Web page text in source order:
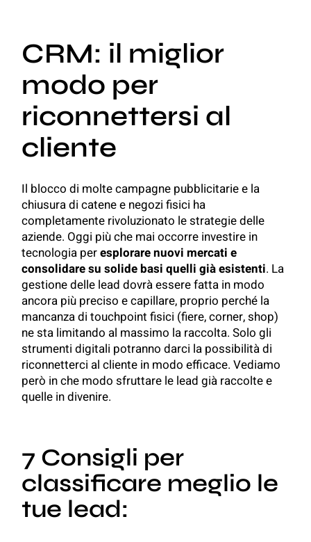
CRM: il miglior
modo per
riconnettersi al
cliente
Il blocco di molte campagne pubblicitarie e la
chiusura di catene e negozi fisici ha
completamente rivoluzionato le strategie delle
aziende. Oggi più che mai occorre investire in
tecnologia peresplorare nuovi mercati e
consolidare su solide basi quelli già esistenti. La
gestione delle lead dovrà essere fatta in modo
ancora più preciso e capillare, proprio perché la
mancanza di touchpoint fisici (fiere, corner, shop)
ne sta limitando al massimo la raccolta. Solo gli
strumenti digitali potranno darci la possibilità di
riconnetterci al cliente in modo efficace. Vediamo
però in che modo sfruttare le lead già raccolte e
quelle in divenire.
7 Consigli per
classificare meglio le
tue lead: